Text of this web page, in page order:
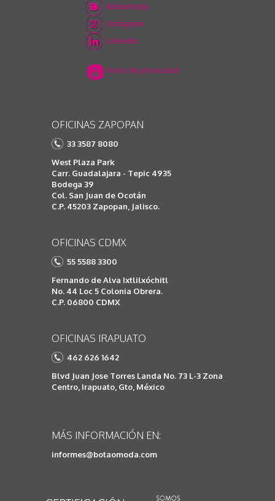
Botaomoda
Instagram
Linkedin
Aviso de privacidad
OFICINAS ZAPOPAN
33 3587 8080
West Plaza Park
Carr. Guadalajara - Tepic 4935
Bodega 39
Col. San Juan de Ocotán
C.P. 45203 Zapopan, Jalisco.
OFICINAS CDMX
55 5588 3300
Fernando de Alva Ixtlilxóchitl
No. 44 Loc 5 Colonia Obrera.
C.P. 06800 CDMX
OFICINAS IRAPUATO
462 626 1642
Blvd Juan Jose Torres Landa No. 73 L-3 Zona
Centro, Irapuato, Gto, México
MÁS INFORMACIÓN EN:
informes@botaomoda.com